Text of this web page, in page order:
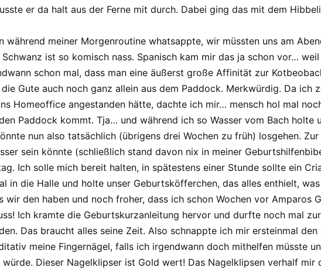
er da halt aus der Ferne mit durch. Dabei ging das mit dem
während meiner Morgenroutine whatsappte, wir müssten uns am
Schwanz ist so komisch nass. Spanisch kam mir das ja schon vor…
schon mal, dass man eine äußerst große Affinität zur
Gute auch noch ganz allein aus dem Paddock. Merkwürdig. Da
Homeoffice angestanden hätte, dachte ich mir… mensch hol mal
Paddock kommt. Tja… und während ich so Wasser vom Bach holte
nun also tatsächlich (übrigens drei Wochen zu früh) losgehen.
sein könnte (schließlich stand davon nix in meiner
Ich solle mich bereit halten, in spätestens einer Stunde sollte ein
in die Halle und holte unser Geburtsköfferchen, das alles enthielt,
wir den haben und noch froher, dass ich schon Wochen vor Amparos
Ich kramte die Geburtskurzanleitung hervor und durfte noch mal
Das braucht alles seine Zeit. Also schnappte ich mir ersteinmal
meine Fingernägel, falls ich irgendwann doch mithelfen müsste
würde. Dieser Nagelklipser ist Gold wert! Das Nagelklipsen verhalf